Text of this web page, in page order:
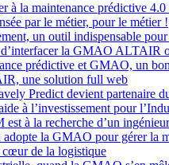
à la maintenance prédictive 4.0
par le métier, pour le métier !
un outil indispensable
la GMAO ALTAIR
prédictive et GMAO, un
une solution full web
Predict devient partenaire
à l’investissement pour
à la recherche d’un
la GMAO pour gérer la
de la logistique